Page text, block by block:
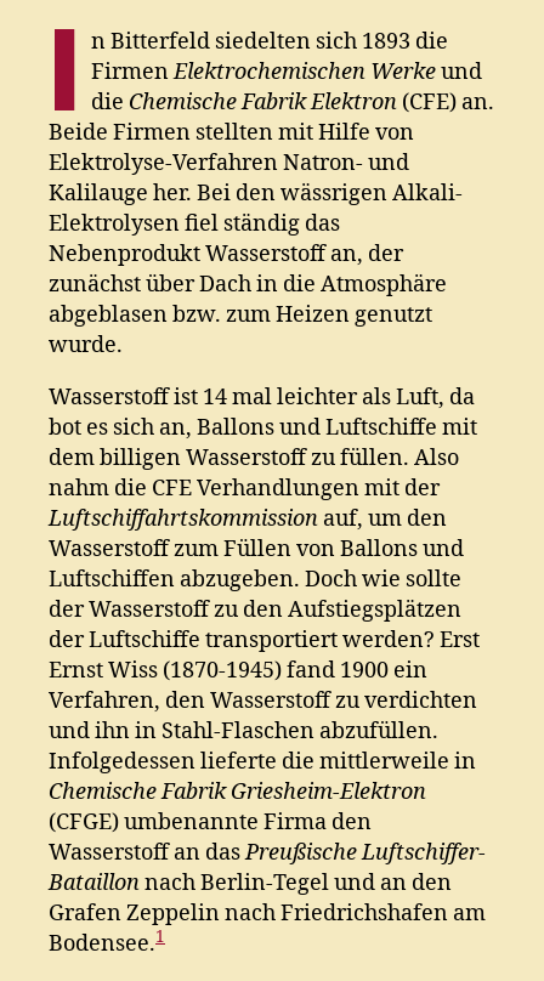
I n Bitterfeld siedelten sich 1893 die
FirmenElektrochemischen Werkeund
die Chemische Fabrik Elektron (CFE) an.
Beide Firmen stellten mit Hilfe von
Elektrolyse-Verfahren Natron- und
Kalilauge her. Bei den wässrigen Alkali-
Elektrolysen fiel ständig das
Nebenprodukt Wasserstoff an, der
zunächst über Dach in die Atmosphäre
abgeblasen bzw. zum Heizen genutzt
wurde.
Wasserstoff ist 14 mal leichter als Luft, da
bot es sich an, Ballons und Luftschiffe mit
dem billigen Wasserstoff zu füllen. Also
nahm die CFE Verhandlungen mit der
Luftschiffahrtskommission auf, um den
Wasserstoff zum Füllen von Ballons und
Luftschiffen abzugeben. Doch wie sollte
der Wasserstoff zu den Aufstiegsplätzen
der Luftschiffe transportiert werden? Erst
Ernst Wiss (1870-1945) fand 1900 ein
Verfahren, den Wasserstoff zu verdichten
und ihn in Stahl-Flaschen abzufüllen.
Infolgedessen lieferte die mittlerweile in
Chemische Fabrik Griesheim-Elektron
(CFGE) umbenannte Firma den
Wasserstoff an dasPreußische Luftschiffer-
Bataillonnach Berlin-Tegel und an den
Grafen Zeppelin nach Friedrichshafen am
Bodensee.1